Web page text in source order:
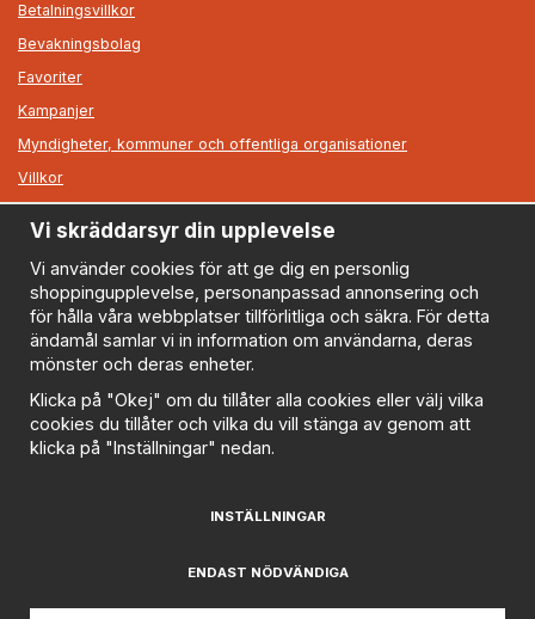
Betalningsvillkor
Bevakningsbolag
Favoriter
Kampanjer
Myndigheter, kommuner och offentliga organisationer
Villkor
Information
Om oss
Nyheter
Nyhetsbrev
Logga in
Om cookies
Cookie inställningar
Vi skräddarsyr din upplevelse
Vi använder cookies för att ge dig en personlig
shoppingupplevelse, personanpassad annonsering och
för hålla våra webbplatser tillförlitliga och säkra. För detta
ändamål samlar vi in information om användarna, deras
mönster och deras enheter.
Klicka på "Okej" om du tillåter alla cookies eller välj vilka
cookies du tillåter och vilka du vill stänga av genom att
klicka på "Inställningar" nedan.
INSTÄLLNINGAR
ENDAST NÖDVÄNDIGA